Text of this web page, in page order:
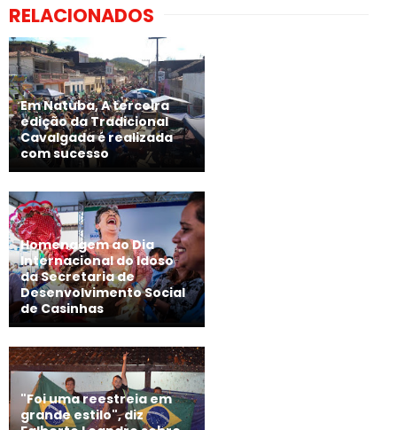
RELACIONADOS
Em Natuba, A terceira
edição da Tradicional
Cavalgada é realizada
com sucesso
Homenagem ao Dia
Internacional do Idoso
da Secretaria de
Desenvolvimento Social
de Casinhas
"Foi uma reestreia em
grande estilo", diz